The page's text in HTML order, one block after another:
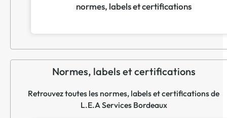
normes, labels et certifications
Normes, labels et certifications
Retrouvez toutes les normes, labels et certifications de
L.E.A Services Bordeaux